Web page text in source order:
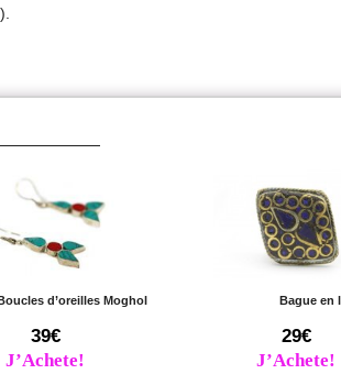
d’oreilles Moghol
39€
J’Achete!
Bague en
29€
J’Achete!